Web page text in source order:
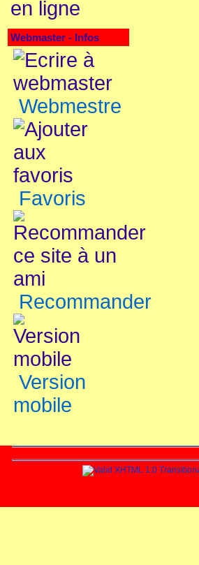
en ligne
Webmaster - Infos
Webmestre
Favoris
Recommander
Version
mobile